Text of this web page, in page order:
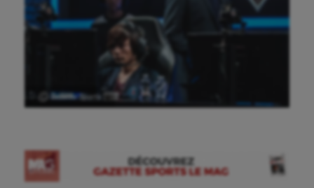
Ⓒ Gazette Sports